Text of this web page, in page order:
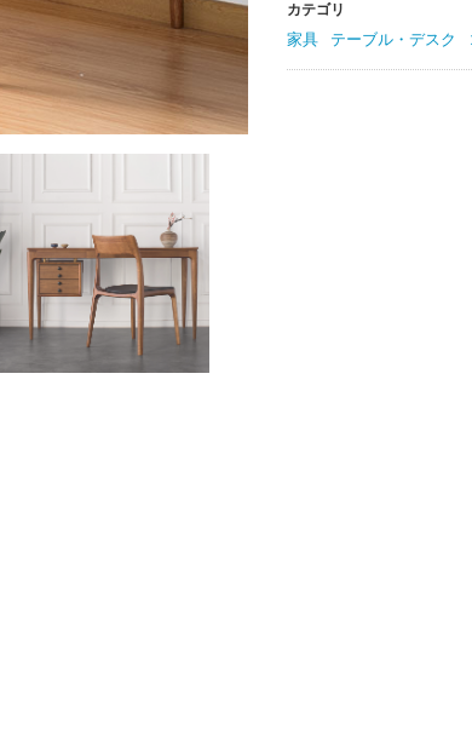
カテゴリ
家具 テーブル・デスク